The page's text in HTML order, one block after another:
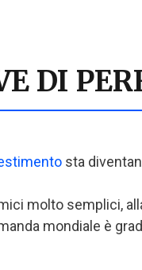
DI
sta
molto semplici,
mondiale è